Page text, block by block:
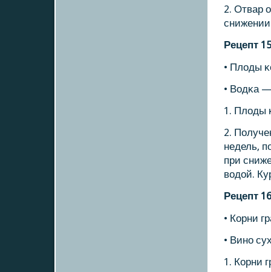
2. Отвар
снижении
Рецепт 15
• Плоды
• Водκа
1. Плоды
2.
недель,
при
водой.
Рецепт 16
• Корни
• Винο
1. Корни